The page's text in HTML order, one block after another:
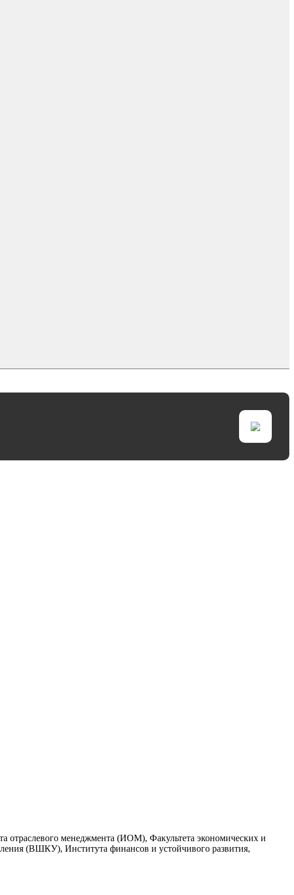
отраслевого менеджмента (ИОМ), Факультета экономических и
(ВШКУ), Института финансов и устойчивого развития,